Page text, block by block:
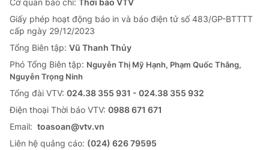
Giấy phép hoạt động báo in và báo điện tử số 483/GP-BTTTT
cấp ngày 29/12/2023
Tổng Biên tập: Vũ Thanh Thủy
Phó Tổng Biên tập: Nguyễn Thị Mỹ Hạnh, Phạm Quốc Thắng,
Nguyễn Trọng Ninh
Tổng đài VTV: 024.38 355 931 - 024.38 355 932
Ðiện thoại Thời báo VTV: 0988 671 671
Email: toasoan@vtv.vn
Liên hệ quảng cáo: (024) 626 79595